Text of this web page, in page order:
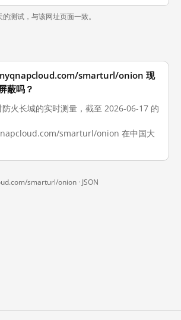
测试，与该网址页面一致。
smarturl/onion 现
蔽吗？
火长城的实时测量，截至 2026-06-17 的
smarturl/onion 在中国大
smarturl/onion · JSON